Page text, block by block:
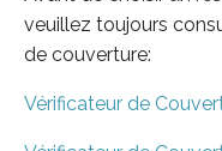
veuillez toujours
de couverture:
Vérificateur de